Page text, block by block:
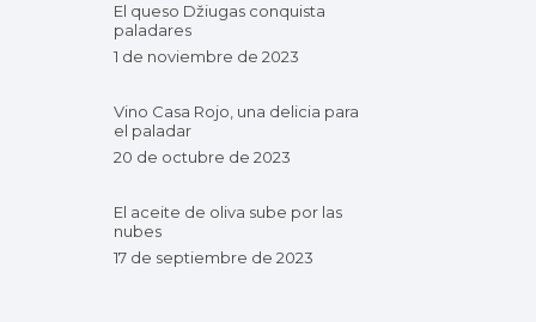
El queso Džiugas conquista
paladares
1 de noviembre de 2023
Vino Casa Rojo, una delicia para
el paladar
20 de octubre de 2023
El aceite de oliva sube por las
nubes
17 de septiembre de 2023